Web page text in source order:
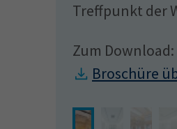
Treffpunkt der
Zum Download:
Broschüre